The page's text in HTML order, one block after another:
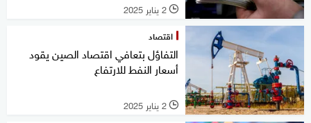
l 2 يناير 2025
اقتصاد
التفاؤل بتعافي اقتصاد الصين يقود
أسعار النفط للارتفاع
l 2 يناير 2025